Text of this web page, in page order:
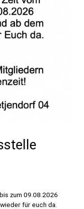
zum 09.08.2026
für euch da.